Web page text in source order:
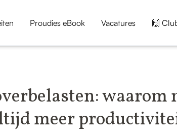
Proudies eBook Vacatures 🙌
waarom
meer